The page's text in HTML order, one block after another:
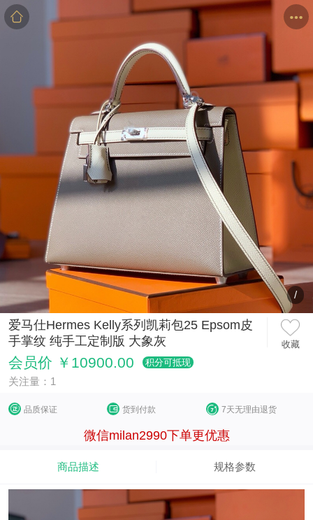
商品 详情 评价
/
爱马仕Hermes Kelly系列凯莉包25 Epsom皮
手掌纹 纯手工定制版 大象灰
收藏
会员价 ￥10900.00 积分可抵现
关注量：1
品质保证 货到付款 7天无理由退货
微信milan2990下单更优惠
商品描述 规格参数